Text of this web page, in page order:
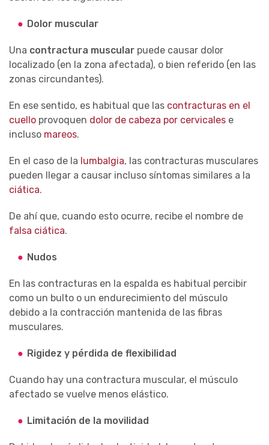
Dolor muscular
Una contractura muscular puede causar dolor
localizado (en la zona afectada), o bien referido (en las
zonas circundantes).
En ese sentido, es habitual que las contracturas en el
cuello provoquen dolor de cabeza por cervicales e
incluso mareos.
En el caso de la lumbalgia, las contracturas musculares
pueden llegar a causar incluso síntomas similares a la
ciática.
De ahí que, cuando esto ocurre, recibe el nombre de
falsa ciática.
Nudos
En las contracturas en la espalda es habitual percibir
como un bulto o un endurecimiento del músculo
debido a la contracción mantenida de las fibras
musculares.
Rigidez y pérdida de flexibilidad
Cuando hay una contractura muscular, el músculo
afectado se vuelve menos elástico.
Limitación de la movilidad